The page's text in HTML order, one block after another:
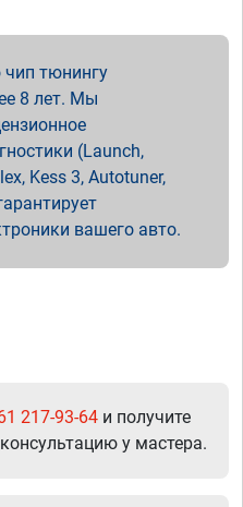
тюнингу
8 лет. Мы
(Launch,
Kess 3, Autotuner,
вашего авто.
217-93-64 и получите
у мастера.